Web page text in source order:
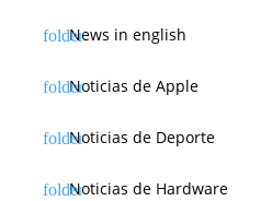
News in english
Noticias de Apple
Noticias de Deporte
Noticias de Hardware